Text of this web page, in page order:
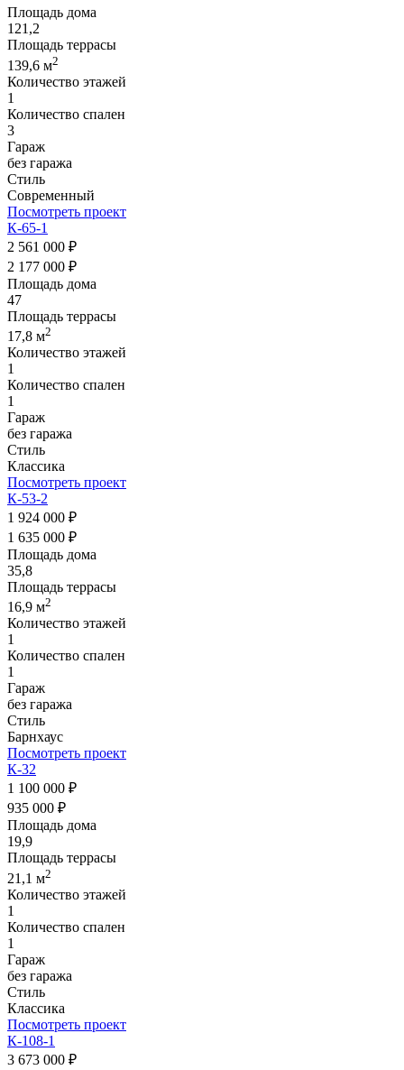
Площадь дома
121,2
Площадь террасы
139,6 м2
Количество этажей
1
Количество спален
3
Гараж
без гаража
Стиль
Современный
Посмотреть проект
К-65-1
2 561 000 ₽
2 177 000 ₽
Площадь дома
47
Площадь террасы
17,8 м2
Количество этажей
1
Количество спален
1
Гараж
без гаража
Стиль
Классика
Посмотреть проект
К-53-2
1 924 000 ₽
1 635 000 ₽
Площадь дома
35,8
Площадь террасы
16,9 м2
Количество этажей
1
Количество спален
1
Гараж
без гаража
Стиль
Барнхаус
Посмотреть проект
К-32
1 100 000 ₽
935 000 ₽
Площадь дома
19,9
Площадь террасы
21,1 м2
Количество этажей
1
Количество спален
1
Гараж
без гаража
Стиль
Классика
Посмотреть проект
К-108-1
3 673 000 ₽